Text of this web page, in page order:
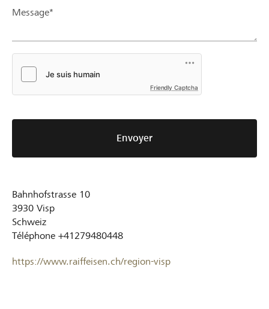
Message*
Friendly Captcha
Envoyer
Bahnhofstrasse 10
3930 Visp
Schweiz
Téléphone +41279480448
https://www.raiffeisen.ch/region-visp